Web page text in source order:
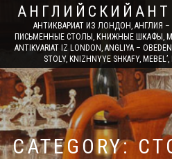
АНТИКВАРИАТ ИЗ ЛОНДОН, АНГЛИЯ
ПИСЬМЕННЫЕ СТОЛЫ, КНИЖНЫЕ ШКАФЫ,
ANTIKVARIAT IZ LONDON, ANGLIYA –
STOLY, KNIZHNYYE SHKAFY,
CATEGORY: